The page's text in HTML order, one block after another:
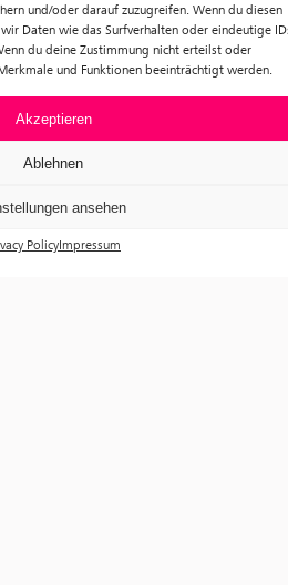
und/oder darauf zuzugreifen. Wenn du diesen
Daten wie das Surfverhalten oder eindeutige
du deine Zustimmung nicht erteilst oder
und Funktionen beeinträchtigt werden.
Akzeptieren
Ablehnen
ansehen
PolicyImpressum